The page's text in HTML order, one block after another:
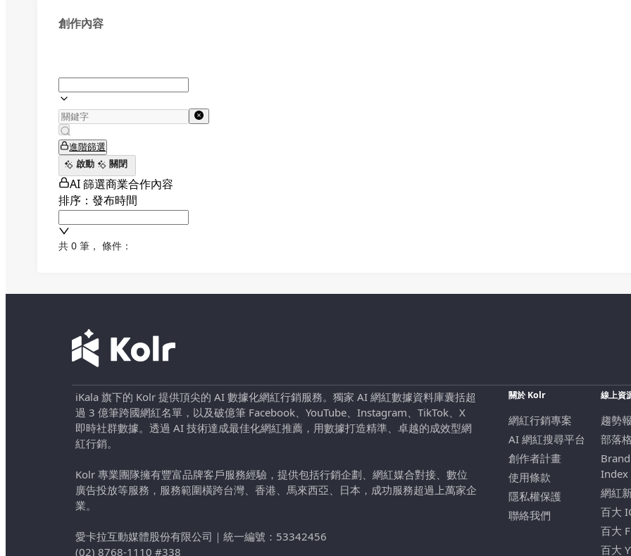
創作內容
進階篩選
啟動
關閉
AI 篩選商業合作內容
排序：發布時間
共 0 筆 ， 條件：
iKala 旗下的 Kolr 提供頂尖的 AI 數據化網紅行銷服務。獨家 AI 網紅數據資料庫囊括超
過 3 億筆跨國網紅名單，以及破億筆 Facebook、YouTube、Instagram、TikTok、X
即時社群數據。透過 AI 技術達成最佳化網紅推薦，用數據打造精準、卓越的成效型網
紅行銷。
Kolr 專業團隊擁有豐富品牌客戶服務經驗，提供包括行銷企劃、網紅媒合對接、數位
廣告投放等服務，服務範圍橫跨台灣、香港、馬來西亞、日本，成功服務超過上萬家企
業。
愛卡拉互動媒體股份有限公司 ｜ 統一編號：53342456
(02) 8768-1110 #338
關於 Kolr
網紅行銷專案
AI 網紅搜尋平台
創作者計畫
使用條款
隱私權保護
聯絡我們
線上資
趨勢
部落格
Index
網紅
百大
百大
百大